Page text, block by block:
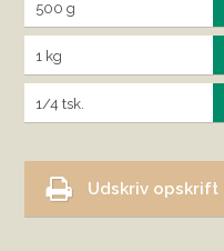
500 g
1 kg
1/4 tsk.
Udskriv opskrift